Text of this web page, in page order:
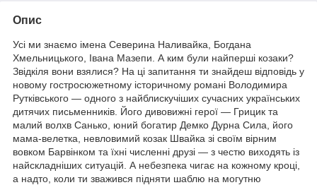
Опис
Усі ми знаємо імена Северина Наливайка, Богдана
Хмельницького, Івана Мазепи. А ким були найперші козаки?
Звідкіля вони взялися? На ці запитання ти знайдеш відповідь у
новому гостросюжетному історичному романі Володимира
Рутківського — одного з найблискучіших сучасних українських
дитячих письменників. Його дивовижні герої — Грицик та
малий волхв Санько, юний богатир Демко Дурна Сила, його
мама-велетка, невловимий козак Швайка зі своїм вірним
вовком Барвінком та їхні численні друзі — з честю виходять із
найскладніших ситуацій. А небезпека чигає на кожному кроці,
а надто, коли ти зважився підняти шаблю на могутню